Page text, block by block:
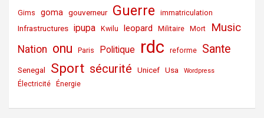
Gims goma gouverneur Guerre immatriculation
Infrastructures ipupa Kwilu leopard Militaire Mort Music
Nation onu Paris Politique rdc reforme Sante
Senegal Sport sécurité Unicef Usa Wordpress
Électricité Énergie